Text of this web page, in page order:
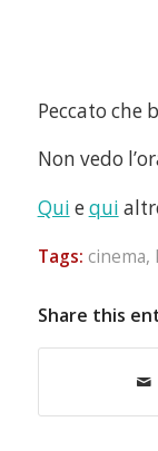
Peccato che
Non vedo
Qui equi
Tags: cinema,
Share this